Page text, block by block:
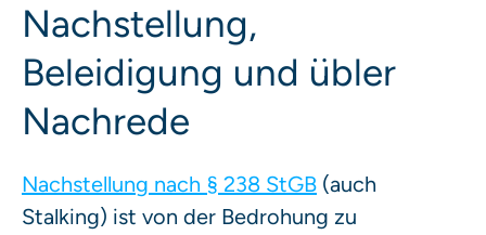
Nachstellung,
Beleidigung und übler
Nachrede
Nachstellung nach § 238 StGB (auch
Stalking) ist von der Bedrohung zu